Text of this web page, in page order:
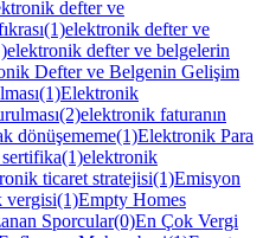
defter ve
elektronik defter ve
elektronik defter ve belgelerin
Defter ve Belgenin Gelişim
Elektronik
elektronik faturanın
dönüşememe(1)Elektronik Para
elektronik
ticaret stratejisi(1)Emisyon
vergisi(1)Empty Homes
Sporcular(0)En Çok Vergi